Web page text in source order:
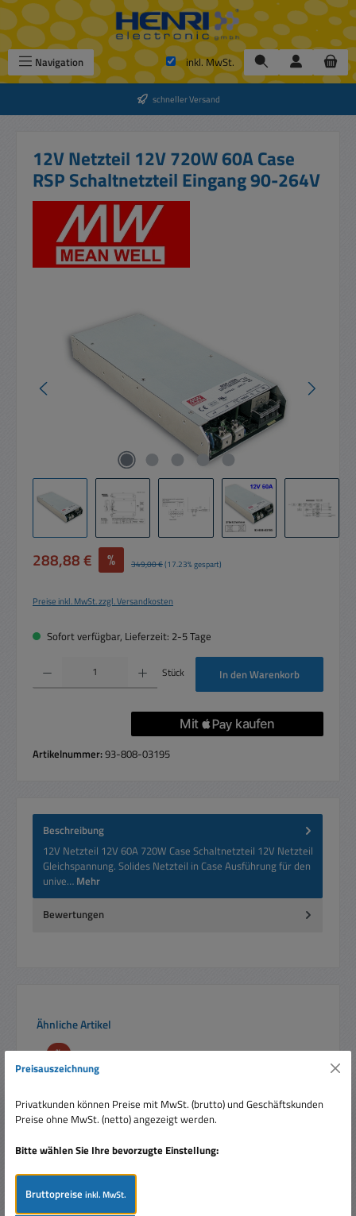
Zum Hauptinhalt springen
Navigation inkl. MwSt.
schneller Versand
12V Netzteil 12V 720W 60A Case
RSP Schaltnetzteil Eingang 90-264V
Verkaufspreis:
288,88 € % Regulärer Preis:
349,00 €(17.23% gespart)
Preise inkl. MwSt. zzgl. Versandkosten
Sofort verfügbar, Lieferzeit: 2-5 Tage
Produkt Anzahl: Gib den gewünschten Wert ein oder benutze die Schaltflächen um
Stück In den Warenkorb
Artikelnummer:93-808-03195
Beschreibung
12V Netzteil 12V 60A 720W Case Schaltnetzteil 12V Netzteil
Gleichspannung. Solides Netzteil in Case Ausführung für den
unive… Mehr
Bewertungen
Produktgalerie überspringen
Ähnliche Artikel
%Rabatt
Preisauszeichnung
Privatkunden können Preise mit MwSt. (brutto) und Geschäftskunden
Preise ohne MwSt. (netto) angezeigt werden.
Bitte wählen Sie Ihre bevorzugte Einstellung:
Bruttopreiseinkl. MwSt.